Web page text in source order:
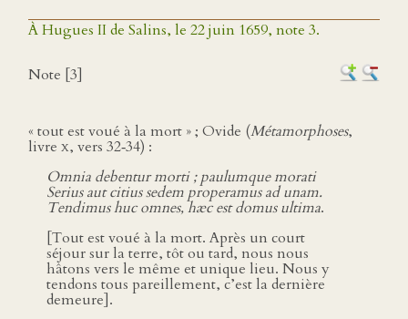
À Hugues II de Salins, le 22 juin 1659, note 3.
Note [3]
« tout est voué à la mort » ; Ovide (Métamorphoses,
livre x, vers 32‑34) :
Omnia debentur morti ; paulumque morati
Serius aut citius sedem properamus ad unam.
Tendimus huc omnes, hæc est domus ultima.
[Tout est voué à la mort. Après un court
séjour sur la terre, tôt ou tard, nous nous
hâtons vers le même et unique lieu. Nous y
tendons tous pareillement, c’est la dernière
demeure].